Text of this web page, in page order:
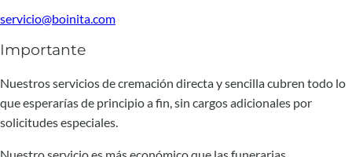
servicio@boinita.com
Importante
Nuestros servicios de cremación directa y sencilla cubren todo lo
que esperarías de principio a fin, sin cargos adicionales por
solicitudes especiales.
Nuestro servicio es más económico que las funerarias